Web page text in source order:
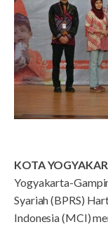
KOTA
Yogyakarta-
Syariah (BPRS)
Indonesia (MCI)